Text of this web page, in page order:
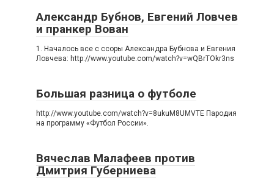
Александр Бубнов, Евгений Ловчев
и пранкер Вован
1. Началось все с ссоры Александра Бубнова и Евгения
Ловчева: http://www.youtube.com/watch?v=wQBrTOkr3ns
Большая разница о футболе
http://www.youtube.com/watch?v=8ukuM8UMVTE Пародия
на программу «Футбол России».
Вячеслав Малафеев против
Дмитрия Губерниева